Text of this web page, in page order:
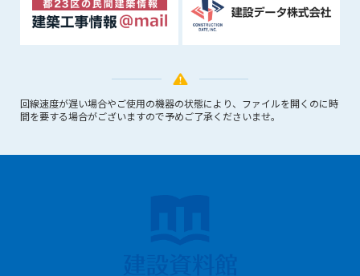
回線速度が遅い場合やご使用の機器の状態により、ファイルを開くのに時
間を要する場合がございますので予めご了承くださいませ。